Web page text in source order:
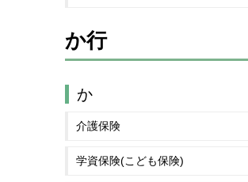
か行
か
介護保険
学資保険(こども保険)